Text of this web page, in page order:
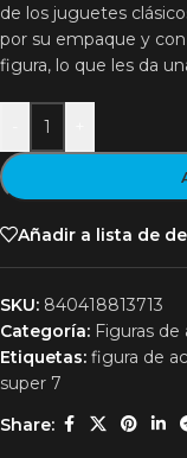
de los juguetes
por su empaque y
figura, lo que les da
Añadir a lista de
SKU: 840418813713
Categoría: Figuras de
Etiquetas: figura de
super 7
Share: